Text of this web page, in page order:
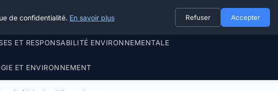
ET RESPONSABILITÉ ENVIRONNEMENTALE
ET ENVIRONNEMENT
de confidentialité. En savoir plus Refuser Accepter